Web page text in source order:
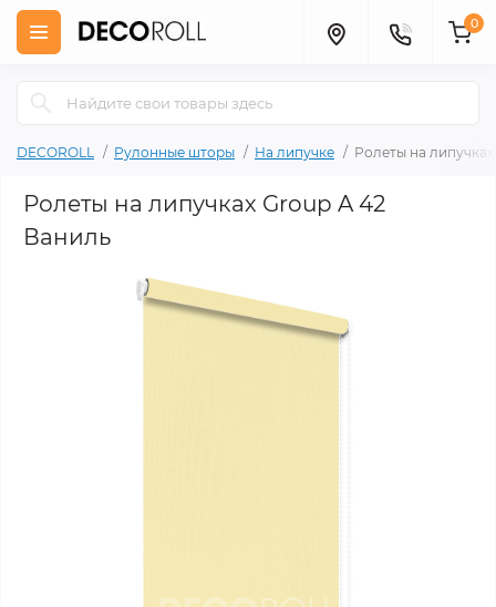
0
DECOROLL Рулонные шторы На липучке Ролеты на
Ролеты на липучках Group A 42
Ваниль